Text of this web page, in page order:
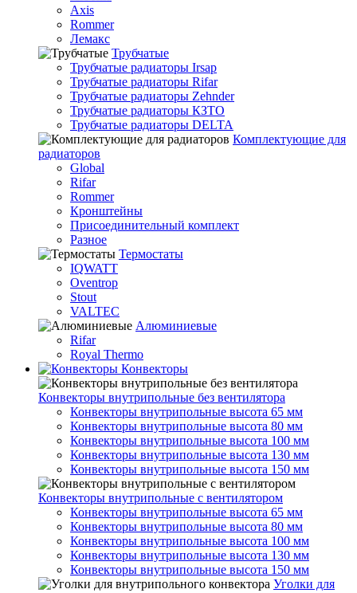
Axis
Rommer
Лемакс
Трубчатые
Трубчатые радиаторы Irsap
Трубчатые радиаторы Rifar
Трубчатые радиаторы Zehnder
Трубчатые радиаторы КЗТО
Трубчатые радиаторы DELTA
Комплектующие для
радиаторов
Global
Rifar
Rommer
Кронштейны
Присоединительный комплект
Разное
Термостаты
IQWATT
Oventrop
Stout
VALTEC
Алюминиевые
Rifar
Royal Thermo
Конвекторы
Конвекторы внутрипольные без вентилятора
Конвекторы внутрипольные высота 65 мм
Конвекторы внутрипольные высота 80 мм
Конвекторы внутрипольные высота 100 мм
Конвекторы внутрипольные высота 130 мм
Конвекторы внутрипольные высота 150 мм
Конвекторы внутрипольные с вентилятором
Конвекторы внутрипольные высота 65 мм
Конвекторы внутрипольные высота 80 мм
Конвекторы внутрипольные высота 100 мм
Конвекторы внутрипольные высота 130 мм
Конвекторы внутрипольные высота 150 мм
Уголки для